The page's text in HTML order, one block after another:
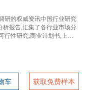
研的权威资讯中国行业研究
析报告,汇集了各行业市场分
行性研究,商业计划书,上市
车 获取免费样本